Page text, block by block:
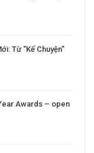
Từ “Kể Chuyện”
Awards – open